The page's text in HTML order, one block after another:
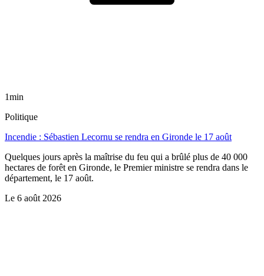
1min
Politique
Incendie : Sébastien Lecornu se rendra en Gironde le 17 août
Quelques jours après la maîtrise du feu qui a brûlé plus de 40 000
hectares de forêt en Gironde, le Premier ministre se rendra dans le
département, le 17 août.
Le 6 août 2026